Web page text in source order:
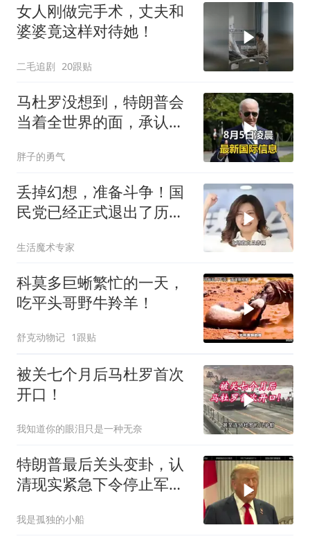
女人刚做完手术，丈夫和
婆婆竟这样对待她！
二毛追剧 20跟贴
马杜罗没想到，特朗普会
当着全世界的面，承认一
胖子的勇气
丢掉幻想，准备斗争！国
民党已经正式退出了历史
生活魔术专家
科莫多巨蜥繁忙的一天，
吃平头哥野牛羚羊！
舒克动物记 1跟贴
被关七个月后马杜罗首次
开口！
我知道你的眼泪只是一种无奈
特朗普最后关头变卦，认
清现实紧急下令停止军事
我是孤独的小船